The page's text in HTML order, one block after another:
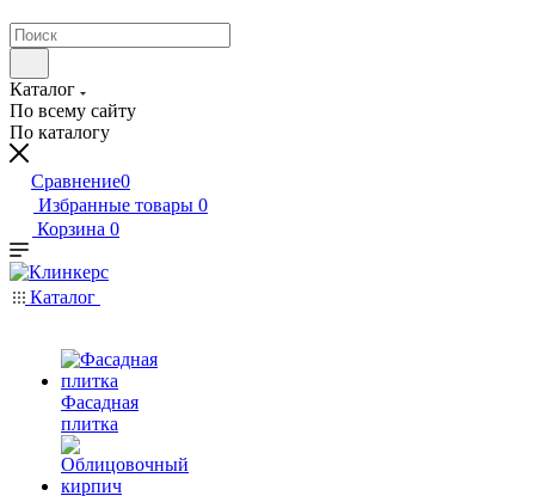
Каталог
По всему сайту
По каталогу
Сравнение0
Избранные товары 0
Корзина 0
Каталог
Фасадная
плитка